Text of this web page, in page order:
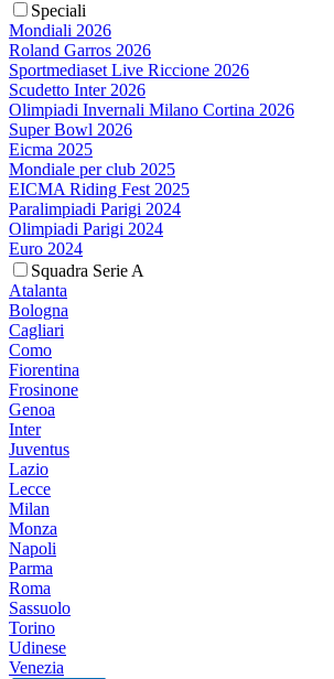
Speciali
Mondiali 2026
Roland Garros 2026
Sportmediaset Live Riccione 2026
Scudetto Inter 2026
Olimpiadi Invernali Milano Cortina 2026
Super Bowl 2026
Eicma 2025
Mondiale per club 2025
EICMA Riding Fest 2025
Paralimpiadi Parigi 2024
Olimpiadi Parigi 2024
Euro 2024
Squadra Serie A
Atalanta
Bologna
Cagliari
Como
Fiorentina
Frosinone
Genoa
Inter
Juventus
Lazio
Lecce
Milan
Monza
Napoli
Parma
Roma
Sassuolo
Torino
Udinese
Venezia